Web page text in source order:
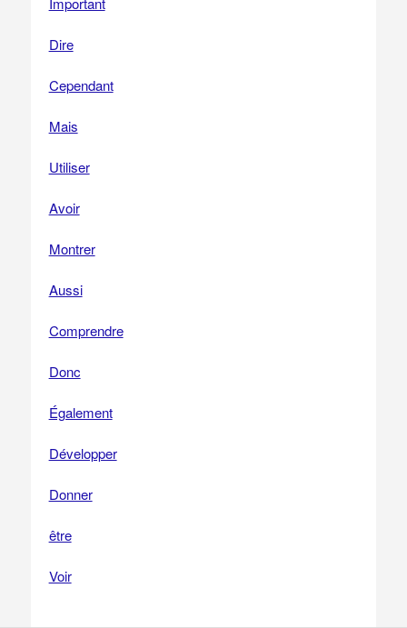
Dire
Cependant
Mais
Utiliser
Avoir
Montrer
Aussi
Comprendre
Donc
Également
Développer
Donner
être
Voir